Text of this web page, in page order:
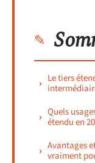
Le tiers
Quels
étendu en
Avantages
vraiment